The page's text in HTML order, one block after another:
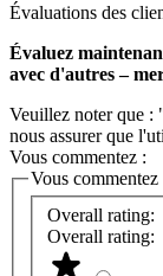
Évaluations des
Évaluez
avec d'autres –
Veuillez noter que :
nous assurer que
Vous commentez :
Vous commentez
Overall rating:
Overall rating: